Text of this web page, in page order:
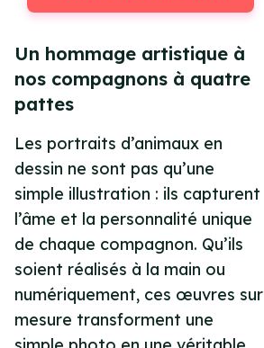
Un hommage artistique à
nos compagnons à quatre
pattes
Les portraits d’animaux en
dessin ne sont pas qu’une
simple illustration : ils capturent
l’âme et la personnalité unique
de chaque compagnon. Qu’ils
soient réalisés à la main ou
numériquement, ces œuvres sur
mesure transforment une